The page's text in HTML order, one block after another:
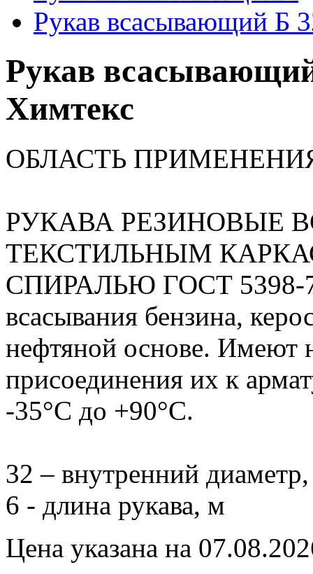
Рукав всасывающий Б
Рукав
Химтекс
ОБЛАСТЬ
РУКАВА РЕЗИНОВЫЕ
ТЕКСТИЛЬНЫМ
СПИРАЛЬЮ ГОСТ 5398-
всасывания бензина,
нефтяной основе. Имеют
присоединения их к
-35°С до +90°С.
32 – внутренний
6 - длина рукава, м
Цена указана на